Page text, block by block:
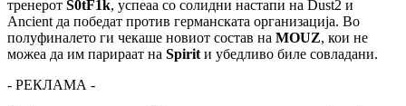
тренерот S0tF1k, успеаа со солидни настапи на Dust2 и
Ancient да победат против германската организација. Во
полуфиналето ги чекаше новиот состав на MOUZ, кои не
можеа да им парираат на Spirit и убедливо биле совладани.
- РЕКЛАМА -